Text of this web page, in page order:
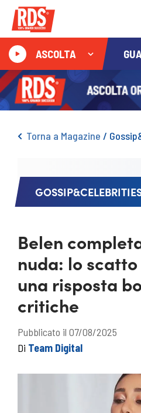
ASCOLTA
Torna a Magazine /
Belen
nuda: lo
una risposta
critiche
Pubblicato il 07/08/2025
Di Team Digital